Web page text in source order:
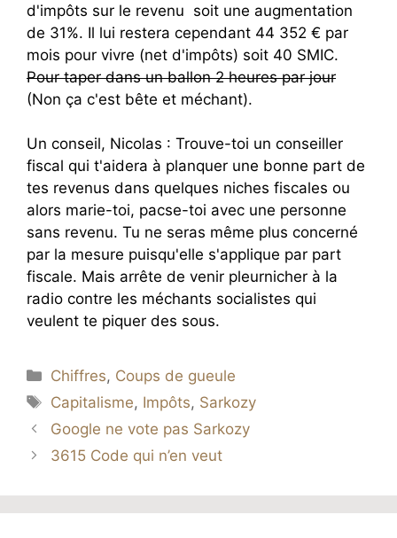
d'impôts sur le revenu soit une augmentation
de 31%. Il lui restera cependant 44 352 € par
mois pour vivre (net d'impôts) soit 40 SMIC.
Pour taper dans un ballon 2 heures par jour
(Non ça c'est bête et méchant).
Un conseil, Nicolas : Trouve-toi un conseiller
fiscal qui t'aidera à planquer une bonne part de
tes revenus dans quelques niches fiscales ou
alors marie-toi, pacse-toi avec une personne
sans revenu. Tu ne seras même plus concerné
par la mesure puisqu'elle s'applique par part
fiscale. Mais arrête de venir pleurnicher à la
radio contre les méchants socialistes qui
veulent te piquer des sous.
Catégories
Chiffres, Coups de gueule
Étiquettes
Capitalisme, Impôts, Sarkozy
Google ne vote pas Sarkozy
3615 Code qui n’en veut